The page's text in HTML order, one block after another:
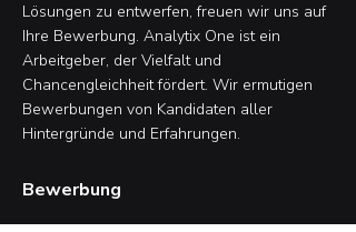
Lösungen zu entwerfen, freuen wir uns auf
Ihre Bewerbung. Analytix One ist ein
Arbeitgeber, der Vielfalt und
Chancengleichheit fördert. Wir ermutigen
Bewerbungen von Kandidaten aller
Hintergründe und Erfahrungen.
Bewerbung